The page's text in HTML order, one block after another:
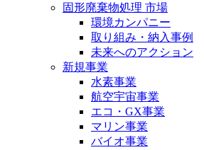
固形廃棄物処理 市場
環境カンパニー
取り組み・納入事例
未来へのアクション
新規事業
水素事業
航空宇宙事業
エコ・GX事業
マリン事業
バイオ事業